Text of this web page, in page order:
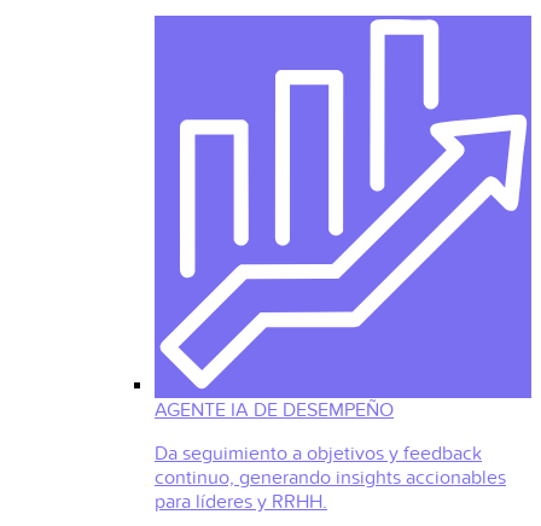
AGENTE IA DE DESEMPEÑO
Da seguimiento a objetivos y feedback
continuo, generando insights accionables
para líderes y RRHH.